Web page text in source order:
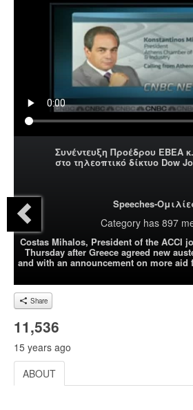
Συνέντευξη Προέδρου ΕΒΕΑ
στο τηλεοπτικό δίκτυο Dow
Speeches-
Category has 897
Costas Mihalos, President of the ACCI
Thursday after Greece agreed new
and with an announcement on more aid
Share
11,536
15 years ago
ABOUT